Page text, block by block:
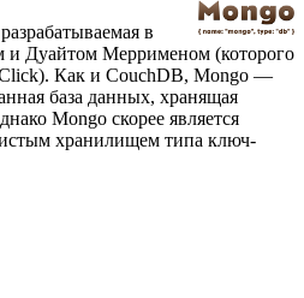
в
и Дуайтом Меррименом (которого
Как и CouchDB, Mongo —
база данных, хранящая
Mongo скорее является
хранилищем типа ключ-